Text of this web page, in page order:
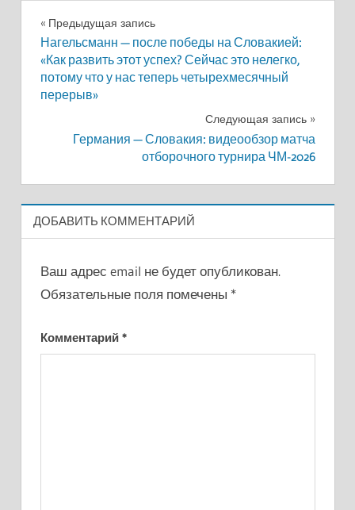
Навигация
по
записям
Предыдущая запись
Нагельсманн — после победы на Словакией:
«Как развить этот успех? Сейчас это нелегко,
потому что у нас теперь четырехмесячный
перерыв»
Следующая запись
Германия — Словакия: видеообзор матча
отборочного турнира ЧМ-2026
ДОБАВИТЬ КОММЕНТАРИЙ
Ваш адрес email не будет опубликован.
Обязательные поля помечены *
Комментарий *